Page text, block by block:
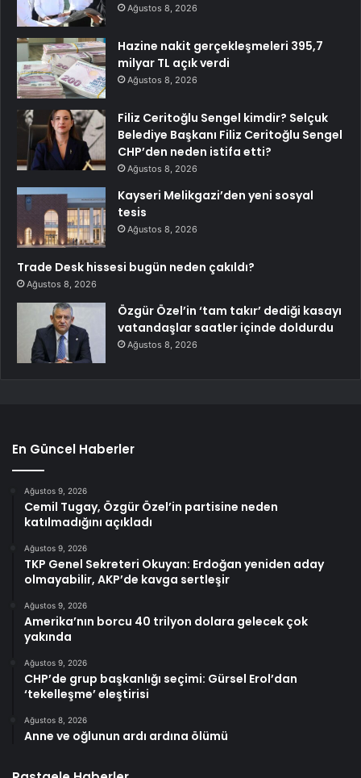
Ağustos 8, 2026
Hazine nakit gerçekleşmeleri 395,7
milyar TL açık verdi
Ağustos 8, 2026
Filiz Ceritoğlu Sengel kimdir? Selçuk
Belediye Başkanı Filiz Ceritoğlu Sengel
CHP’den neden istifa etti?
Ağustos 8, 2026
Kayseri Melikgazi’den yeni sosyal
tesis
Ağustos 8, 2026
Trade Desk hissesi bugün neden çakıldı?
Ağustos 8, 2026
Özgür Özel’in ‘tam takır’ dediği kasayı
vatandaşlar saatler içinde doldurdu
Ağustos 8, 2026
En Güncel Haberler
Ağustos 9, 2026
Cemil Tugay, Özgür Özel’in partisine neden
katılmadığını açıkladı
Ağustos 9, 2026
TKP Genel Sekreteri Okuyan: Erdoğan yeniden aday
olmayabilir, AKP’de kavga sertleşir
Ağustos 9, 2026
Amerika’nın borcu 40 trilyon dolara gelecek çok
yakında
Ağustos 9, 2026
CHP’de grup başkanlığı seçimi: Gürsel Erol’dan
‘tekelleşme’ eleştirisi
Ağustos 8, 2026
Anne ve oğlunun ardı ardına ölümü